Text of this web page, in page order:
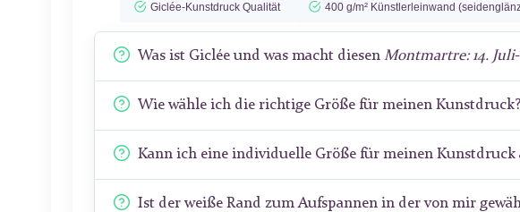
Giclée-Kunstdruck Qualität 400 g/m² Künstlerleinwand
Was ist Giclée und was macht diesen Montmartre: 14. Juli
Wie wähle ich die richtige Größe für meinen Kunstdruck?
Kann ich eine individuelle Größe für meinen Kunstdruck
Ist der weiße Rand zum Aufspannen in der von mir